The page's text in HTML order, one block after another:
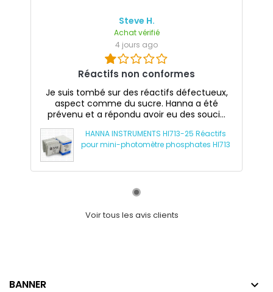
Steve H.
Achat vérifié
4 jours ago
Réactifs non conformes
Je suis tombé sur des réactifs défectueux,
aspect comme du sucre. Hanna a été
prévenu et a répondu avoir eu des souci...
HANNA INSTRUMENTS HI713-25 Réactifs
pour mini-photomètre phosphates HI713
Voir tous les avis clients
BANNER